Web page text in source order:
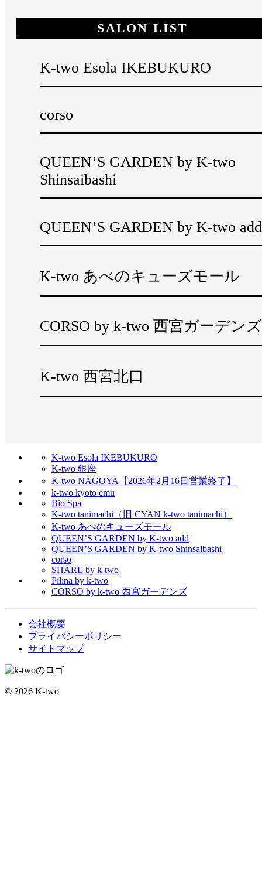
SALON LIST
K-two Esola IKEBUKURO
corso
QUEEN’S GARDEN by K-two
Shinsaibashi
QUEEN’S GARDEN by K-two add
K-two あべのキューズモール
CORSO by k-two 西宮ガーデンズ
K-two 西宮北口
K-two Esola IKEBUKURO
K-two 銀座
K-two NAGOYA【2026年2月16日営業終了】
k-two kyoto emu
Bio Spa
K-two tanimachi（旧 CYAN k-two tanimachi）
K-two あべのキューズモール
QUEEN’S GARDEN by K-two add
QUEEN’S GARDEN by K-two Shinsaibashi
corso
SHARE by k-two
Pilina by k-two
CORSO by k-two 西宮ガーデンズ
会社概要
プライバシーポリシー
サイトマップ
© 2026 K-two